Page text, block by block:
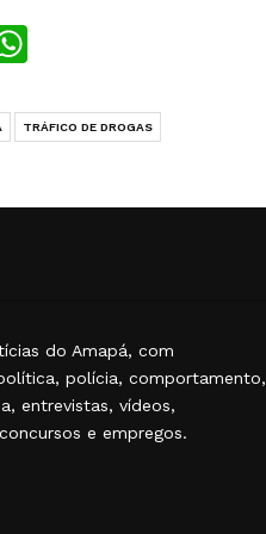
TRÁFICO DE DROGAS
do Amapá, com
polícia, comportamento,
entrevistas, vídeos,
e empregos.